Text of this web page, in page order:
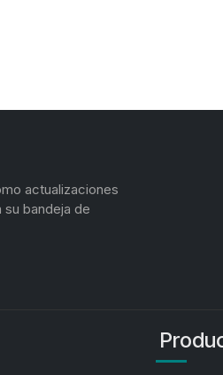
actualizaciones
bandeja de